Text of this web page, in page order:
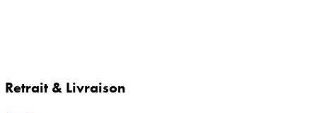
Retrait & Livraison